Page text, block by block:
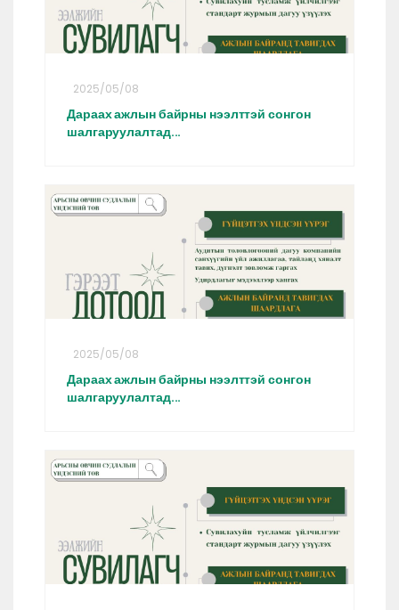
2025/05/08
Дараах ажлын байрны нээлттэй сонгон
шалгаруулалтад...
2025/05/08
Дараах ажлын байрны нээлттэй сонгон
шалгаруулалтад...